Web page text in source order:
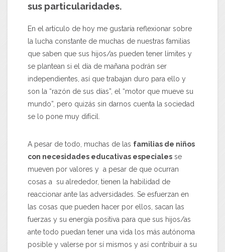
sus particularidades.
En el artículo de hoy me gustaría reflexionar sobre
la lucha constante de muchas de nuestras familias
que saben que sus hijos/as pueden tener límites y
se plantean si el día de mañana podrán ser
independientes, así que trabajan duro para ello y
son la “razón de sus días”, el “motor que mueve su
mundo”, pero quizás sin darnos cuenta la sociedad
se lo pone muy difícil.
A pesar de todo, muchas de las familias de niños
con necesidades educativas especiales se
mueven por valores y a pesar de que ocurran
cosas a su alrededor, tienen la habilidad de
reaccionar ante las adversidades. Se esfuerzan en
las cosas que pueden hacer por ellos, sacan las
fuerzas y su energía positiva para que sus hijos/as
ante todo puedan tener una vida los más autónoma
posible y valerse por sí mismos y así contribuir a su